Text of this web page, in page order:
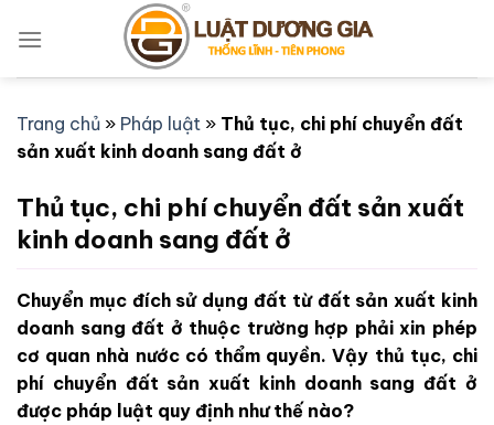
qua
Trang chủ » Pháp luật » Thủ tục, chi phí chuyển đất
sản xuất kinh doanh sang đất ở
Thủ tục, chi phí chuyển đất sản xuất
kinh doanh sang đất ở
Chuyển mục đích sử dụng đất từ đất sản xuất kinh
doanh sang đất ở thuộc trường hợp phải xin phép
cơ quan nhà nước có thẩm quyền. Vậy thủ tục, chi
phí chuyển đất sản xuất kinh doanh sang đất ở
được pháp luật quy định như thế nào?